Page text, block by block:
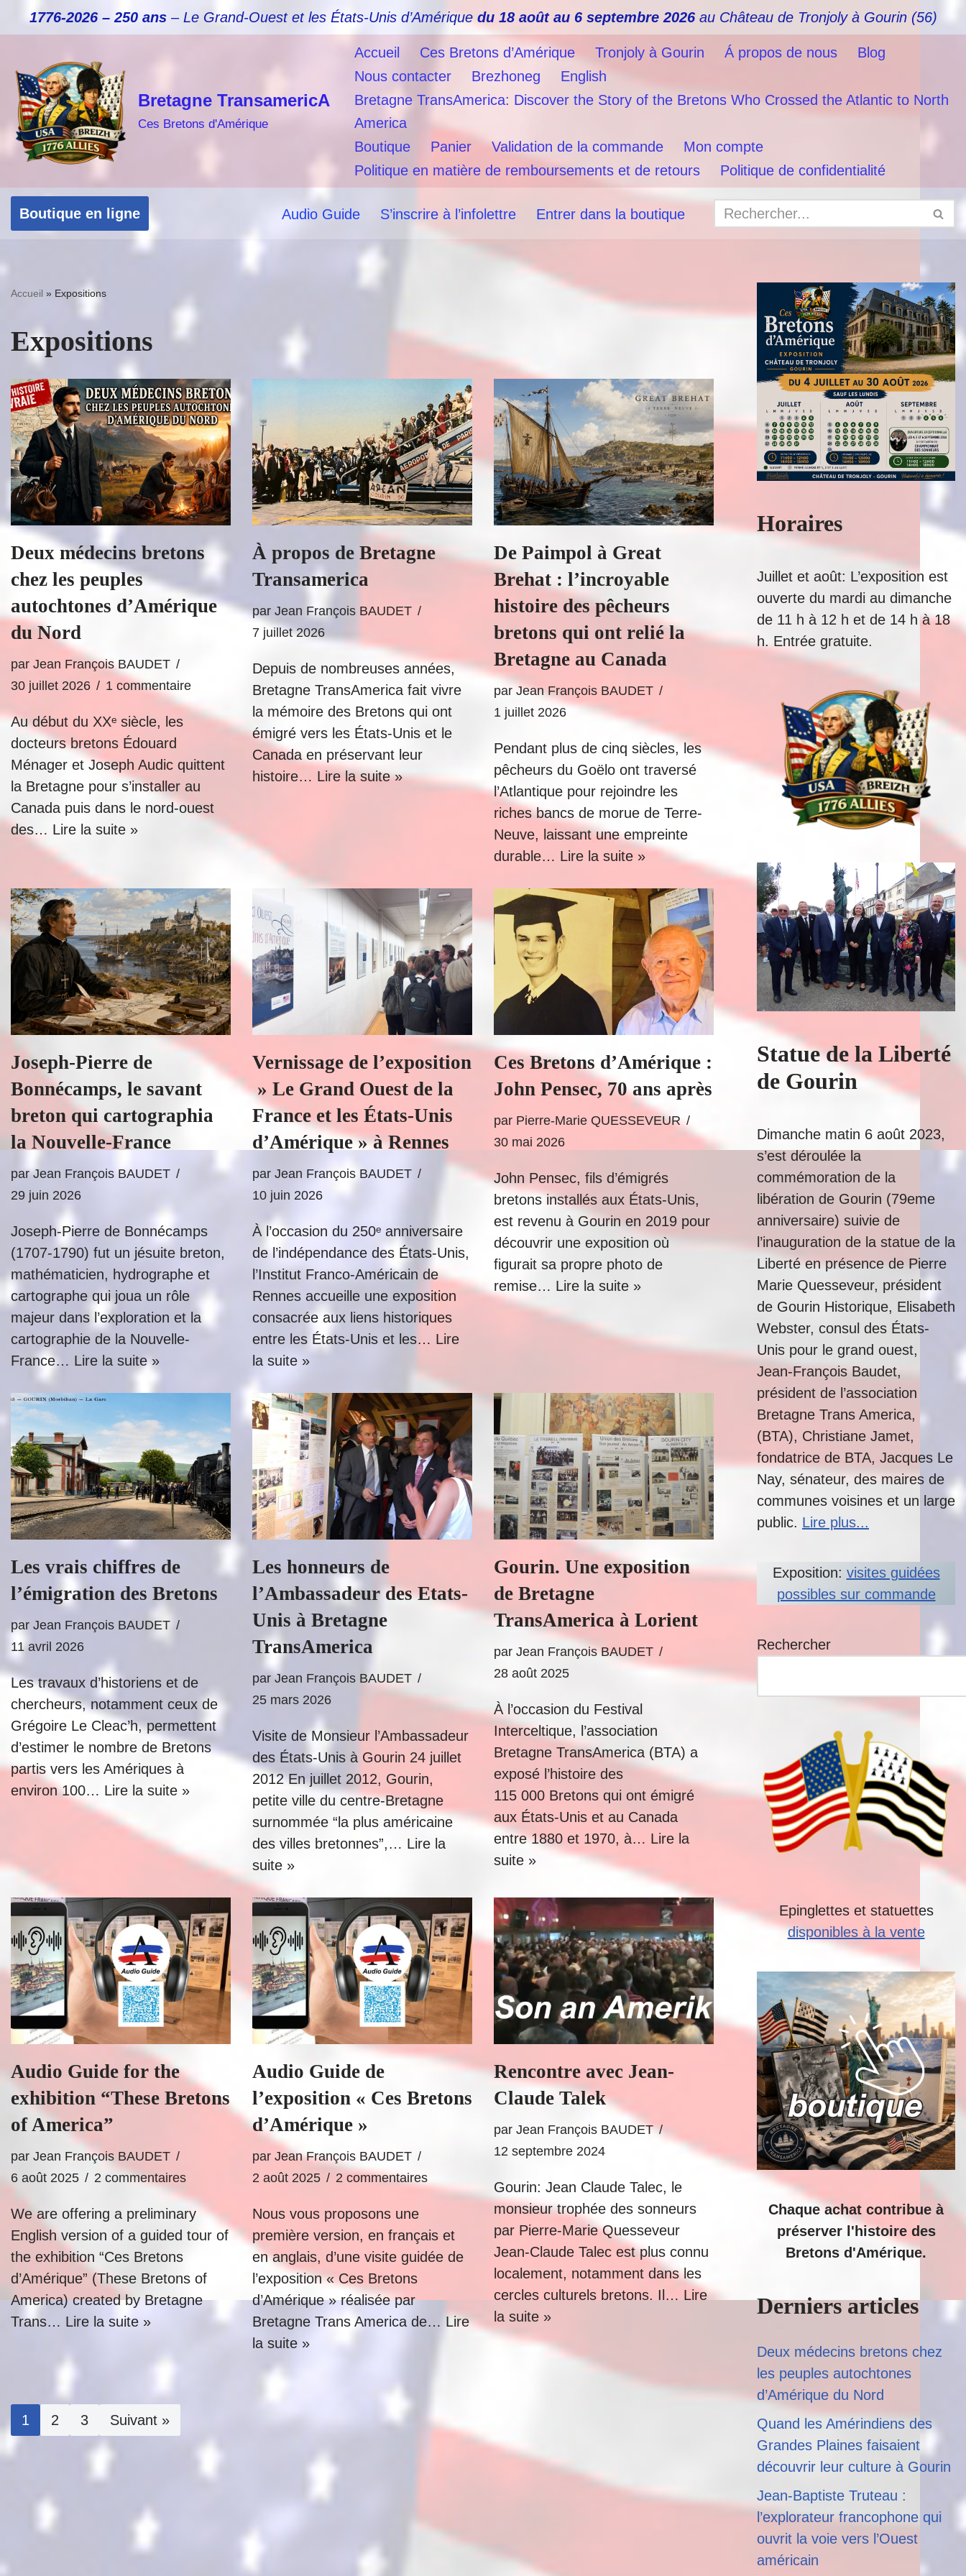
contenu
1776-2026 – 250 ans – Le Grand-Ouest et les États-Unis d’Amérique du 18 août au 6 septembre 2026au Château de Tronjoly à Gourin (56)
Bretagne TransamericA
Ces Bretons d'Amérique
Accueil Ces Bretons d’Amérique Tronjoly à Gourin Á propos de nous
Blog
Nous contacter
Brezhoneg
English
Bretagne TransAmerica: Discover the Story of the Bretons Who Crossed the Atlantic to North
America
Boutique
Panier Validation de la commande
Mon compte
Politique en matière de remboursements et de retours
Politique de confidentialité
Boutique en ligne Audio Guide S’inscrire à l’infolettre Entrer dans la boutique
Accueil » Expositions
Expositions
Deux médecins bretons
chez les peuples
autochtones d’Amérique
du Nord
par Jean François BAUDET
30 juillet 2026
1 commentaire
Au début du XXᵉ siècle, les
docteurs bretons Édouard
Ménager et Joseph Audic quittent
la Bretagne pour s’installer au
Canada puis dans le nord-ouest
des… Lire la suite »
À propos de Bretagne
Transamerica
par Jean François BAUDET
7 juillet 2026
Depuis de nombreuses années,
Bretagne TransAmerica fait vivre
la mémoire des Bretons qui ont
émigré vers les États-Unis et le
Canada en préservant leur
histoire… Lire la suite »
De Paimpol à Great
Brehat : l’incroyable
histoire des pêcheurs
bretons qui ont relié la
Bretagne au Canada
par Jean François BAUDET
1 juillet 2026
Pendant plus de cinq siècles, les
pêcheurs du Goëlo ont traversé
l’Atlantique pour rejoindre les
riches bancs de morue de Terre-
Neuve, laissant une empreinte
durable… Lire la suite »
Joseph-Pierre de
Bonnécamps, le savant
breton qui cartographia
la Nouvelle-France
parJean François BAUDET
29 juin 2026
Joseph-Pierre de Bonnécamps
(1707-1790) fut un jésuite breton,
mathématicien, hydrographe et
cartographe qui joua un rôle
majeur dans l’exploration et la
cartographie de la Nouvelle-
France… Lire la suite »
Vernissage de l’exposition
» Le Grand Ouest de la
France et les États-Unis
d’Amérique » à Rennes
par Jean François BAUDET
10 juin 2026
À l’occasion du 250ᵉ anniversaire
de l’indépendance des États-Unis,
l’Institut Franco-Américain de
Rennes accueille une exposition
consacrée aux liens historiques
entre les États-Unis et les… Lire
la suite »
Ces Bretons d’Amérique :
John Pensec, 70 ans après
par Pierre-Marie QUESSEVEUR
30 mai 2026
John Pensec, fils d’émigrés
bretons installés aux États-Unis,
est revenu à Gourin en 2019 pour
découvrir une exposition où
figurait sa propre photo de
remise… Lire la suite »
Les vrais chiffres de
l’émigration des Bretons
par Jean François BAUDET
11 avril 2026
Les travaux d’historiens et de
chercheurs, notamment ceux de
Grégoire Le Cleac’h, permettent
d’estimer le nombre de Bretons
partis vers les Amériques à
environ 100… Lire la suite »
Les honneurs de
l’Ambassadeur des Etats-
Unis à Bretagne
TransAmerica
par Jean François BAUDET
25 mars 2026
Visite de Monsieur l’Ambassadeur
des États-Unis à Gourin 24 juillet
2012 En juillet 2012, Gourin,
petite ville du centre-Bretagne
surnommée “la plus américaine
des villes bretonnes”,… Lire la
suite »
Gourin. Une exposition
de Bretagne
TransAmerica à Lorient
par Jean François BAUDET
28 août 2025
À l’occasion du Festival
Interceltique, l’association
Bretagne TransAmerica (BTA) a
exposé l’histoire des
115 000 Bretons qui ont émigré
aux États-Unis et au Canada
entre 1880 et 1970, à… Lire la
suite »
Audio Guide for the
exhibition “These Bretons
of America”
par Jean François BAUDET
6 août 2025
2 commentaires
We are offering a preliminary
English version of a guided tour of
the exhibition “Ces Bretons
d’Amérique” (These Bretons of
America) created by Bretagne
Trans… Lire la suite »
Audio Guide de
l’exposition « Ces Bretons
d’Amérique »
par Jean François BAUDET
2 août 2025
2 commentaires
Nous vous proposons une
première version, en français et
en anglais, d’une visite guidée de
l’exposition « Ces Bretons
d’Amérique » réalisée par
Bretagne Trans America de… Lire
la suite »
Rencontre avec Jean-
Claude Talek
par Jean François BAUDET
12 septembre 2024
Gourin: Jean Claude Talec, le
monsieur trophée des sonneurs
par Pierre-Marie Quesseveur
Jean-Claude Talec est plus connu
localement, notamment dans les
cercles culturels bretons. Il… Lire
la suite »
1 2 3 Suivant »
Horaires
Juillet et août: L’exposition est
ouverte du mardi au dimanche
de 11 h à 12 h et de 14 h à 18
h. Entrée gratuite.
Statue de la Liberté
de Gourin
Dimanche matin 6 août 2023,
s’est déroulée la
commémoration de la
libération de Gourin (79eme
anniversaire) suivie de
l’inauguration de la statue de la
Liberté en présence de Pierre
Marie Quesseveur, président
de Gourin Historique, Elisabeth
Webster, consul des États-
Unis pour le grand ouest,
Jean-François Baudet,
président de l’association
Bretagne Trans America,
(BTA), Christiane Jamet,
fondatrice de BTA, Jacques Le
Nay, sénateur, des maires de
communes voisines et un large
public. Lire plus...
Exposition: visites guidées
possibles sur commande
Rechercher
Epinglettes et statuettes
disponibles à la vente
Chaque achat contribue à
préserver l'histoire des
Bretons d'Amérique.
Derniers articles
Deux médecins bretons chez
les peuples autochtones
d’Amérique du Nord
Quand les Amérindiens des
Grandes Plaines faisaient
découvrir leur culture à Gourin
Jean-Baptiste Truteau :
l’explorateur francophone qui
ouvrit la voie vers l’Ouest
américain